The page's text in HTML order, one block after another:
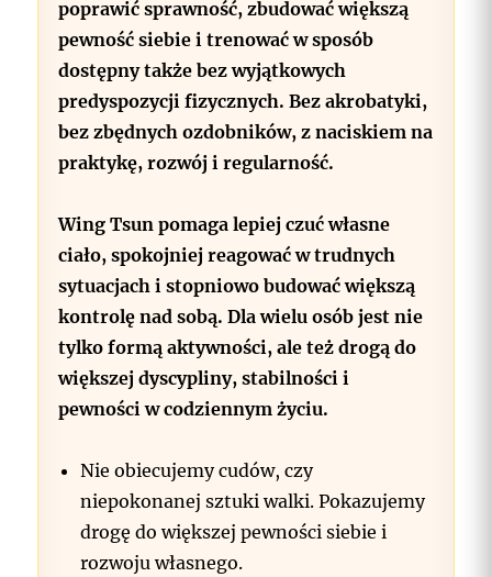
poprawić sprawność, zbudować większą
pewność siebie i trenować w sposób
dostępny także bez wyjątkowych
predyspozycji fizycznych. Bez akrobatyki,
bez zbędnych ozdobników, z naciskiem na
praktykę, rozwój i regularność.
Wing Tsun pomaga lepiej czuć własne
ciało, spokojniej reagować w trudnych
sytuacjach i stopniowo budować większą
kontrolę nad sobą. Dla wielu osób jest nie
tylko formą aktywności, ale też drogą do
większej dyscypliny, stabilności i
pewności w codziennym życiu.
Nie obiecujemy cudów, czy
niepokonanej sztuki walki. Pokazujemy
drogę do większej pewności siebie i
rozwoju własnego.